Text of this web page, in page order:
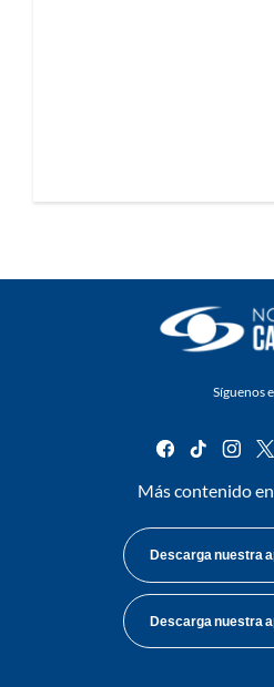
Síguenos
facebook
tiktok
Más contenido en
Descarga nuestra
Descarga nuestra